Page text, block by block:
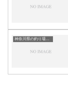
神奈川県の釣り場一覧